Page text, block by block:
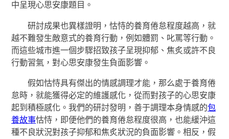
中呈現心思安康題目。
研討成果也異樣證明，怙恃的養育倦怠程度越高，就
越不難發生敵意式的養育行動，例如體罰、叱罵等行動。
而這些城市進一個步驟招致孩子呈現抑郁、焦炙或許不良
行動習氣，對心思安康發生負面影響。
假如怙恃具有傑出的情感調理才能，那么處于養育倦
怠時，就能獲得必定的維護感化，從而對孩子的心思安康
起到積極感化。我們的研討發明，善于調理本身情感的包
養故事怙恃，即便他們的養育倦怠程度很高，也能緩沖這
種不良狀況對孩子抑郁和焦炙狀況的負面影響。相反，假